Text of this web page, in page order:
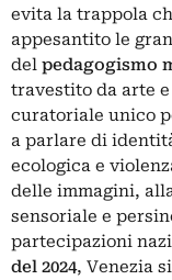
evita la trappola
appesantito le
del pedagogismo
travestito da arte
curatoriale unico
a parlare di
ecologica e
delle immagini,
sensoriale e
partecipazioni
del 2024, Venezia